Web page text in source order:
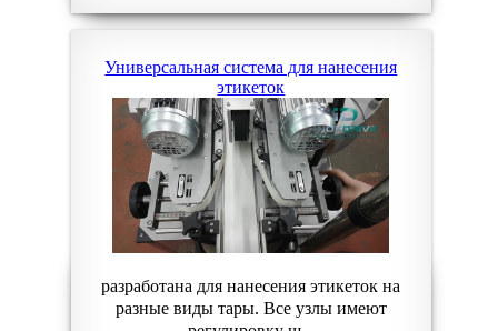
Универсальная система для нанесения
этикеток
разработана для нанесения этикеток на
разные виды тары. Все узлы имеют